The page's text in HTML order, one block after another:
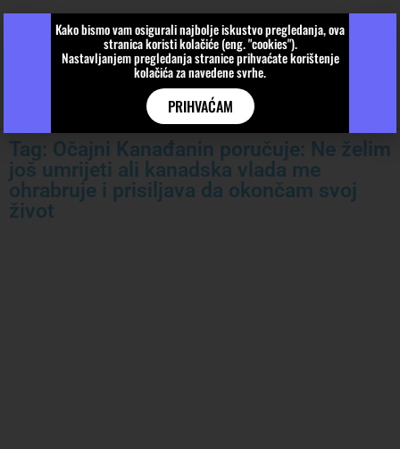
Tag: Očajni Kanađanin poručuje: Ne želim
još umrijeti ali kanadska vlada me
ohrabruje i prisiljava da okončam svoj
život
Kako bismo vam osigurali najbolje iskustvo pregledanja, ova
stranica koristi kolačiće (eng. "cookies").
Nastavljanjem pregledanja stranice prihvaćate korištenje
kolačića za navedene svrhe.
PRIHVAĆAM